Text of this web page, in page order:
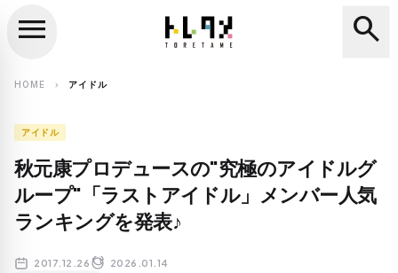
search
menu search
HOME chevron_right アイドル
アイドル
秋元康プロデュースの"究極のアイドルグ
ループ"「ラストアイドル」メンバー人気
ランキングを発表♪
2017.12.26 2026.01.14